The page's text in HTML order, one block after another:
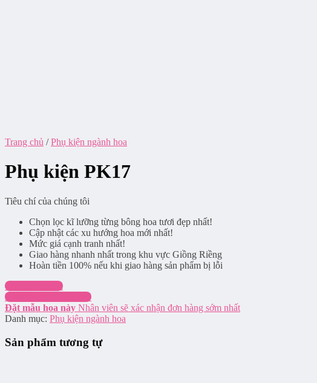
Trang chủ / Phụ kiện ngành hoa
Phụ kiện PK17
Tiêu chí của chúng tôi
Chọn lọc kĩ lưỡng từng bông hoa tươi đẹp nhất!
Cập nhật các xu hướng hoa mới nhất!
Mức giá cạnh tranh nhất!
Giao hàng nhanh nhất trong khu vực Giồng Riềng
Hoàn tiền 100% nếu khi giao hàng sản phẩm bị lỗi
Chat Facebook
Hotline: 0916.337.745
Đặt mẫu hoa này Nhân viên sẽ xác nhận đơn hàng sớm nhất
Danh mục: Phụ kiện ngành hoa
Sản phẩm tương tự